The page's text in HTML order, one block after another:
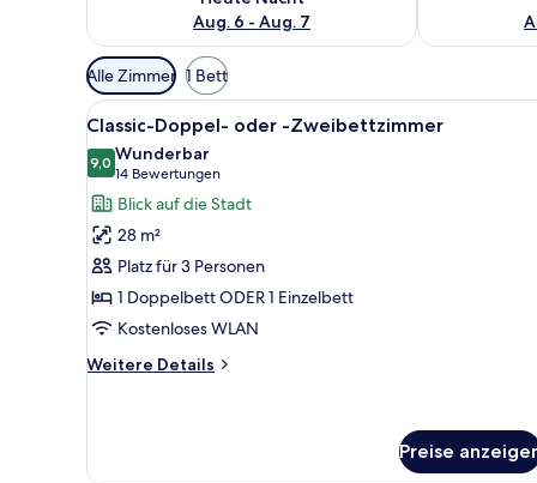
Aug. 6 - Aug. 7
Verfügbare
Filter
für
Zimmer
Alle Zimmer 1 Bett
Alle
Fotos
für
Classic-
Doppel-
oder
-
Zweibettzimmer
anzeigen
Ein modernes Hotelzimmer
5
Classic-Doppel- oder -Zweibettzimmer
9,09,0 von 10
Wunderbar
14 Bewertungen
(14
Bewertungen)
Blick auf die Stadt
28 m²
Platz für 3 Personen
1 Doppelbett ODER 1 Einzelbett
Kostenloses WLAN
Weitere Details
Weitere
oder
Preise